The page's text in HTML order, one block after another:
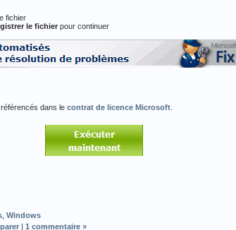
fichier
le fichier pour continuer
dans le contrat de licence Microsoft
Windows
1 commentaire »